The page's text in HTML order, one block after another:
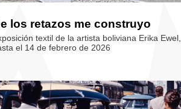
los retazos me construyo
textil de la artista boliviana Erika Ewel,
el 14 de febrero de 2026